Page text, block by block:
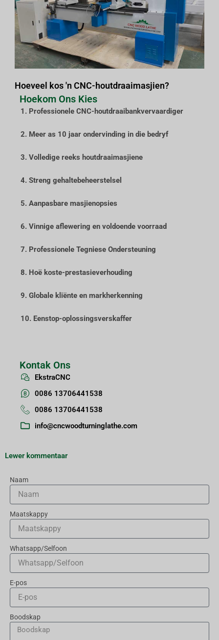
Hoeveel kos 'n CNC-houtdraaimasjien?
Hoekom Ons Kies
1. Professionele CNC-houtdraaibankvervaardiger
2. Meer as 10 jaar ondervinding in die bedryf
3. Volledige reeks houtdraaimasjiene
4. Streng gehaltebeheerstelsel
5. Aanpasbare masjienopsies
6. Vinnige aflewering en voldoende voorraad
7. Professionele Tegniese Ondersteuning
8. Hoë koste-prestasieverhouding
9. Globale kliënte en markherkenning
10. Eenstop-oplossingsverskaffer
Kontak Ons
EkstraCNC
0086 13706441538
0086 13706441538
info@cncwoodturninglathe.com
Lewer kommentaar
Naam
Maatskappy
Whatsapp/Selfoon
E-pos
Boodskap